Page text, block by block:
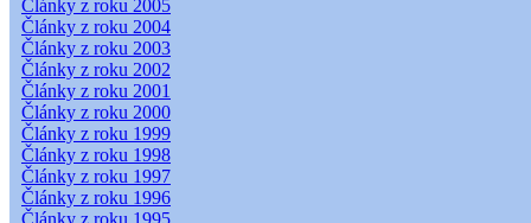
Články z roku 2005
Články z roku 2004
Články z roku 2003
Články z roku 2002
Články z roku 2001
Články z roku 2000
Články z roku 1999
Články z roku 1998
Články z roku 1997
Články z roku 1996
Články z roku 1995